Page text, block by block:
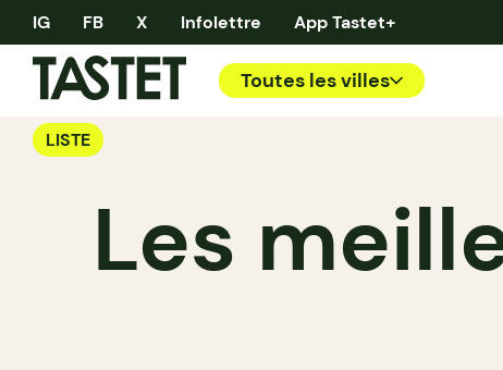
IG FB X Infolettre App Tastet+
Toutes les villes
LISTE
Les